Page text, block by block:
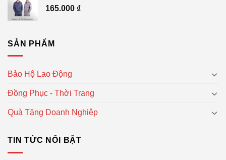
165.000 ₫
SẢN PHẨM
Bảo Hộ Lao Động
Đồng Phục - Thời Trang
Quà Tặng Doanh Nghiệp
TIN TỨC NỔI BẬT